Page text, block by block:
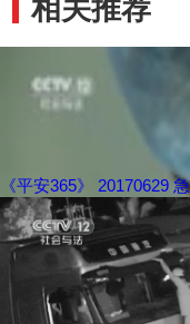
相关推荐
《平安365》 20170629